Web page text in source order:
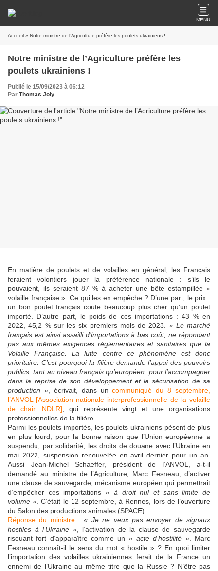
MENU
Accueil » Notre ministre de l’Agriculture préfère les poulets ukrainiens !
Notre ministre de l’Agriculture préfère les
poulets ukrainiens !
Publié le 15/09/2023 à 06:12
Par Thomas Joly
En matière de poulets et de volailles en général, les Français
feraient volontiers jouer la préférence nationale : s’ils le
pouvaient, ils seraient 87 % à acheter une bête estampillée «
volaille française ». Ce qui les en empêche ? D’une part, le prix :
un bon poulet français coûte beaucoup plus cher qu’un poulet
importé. D’autre part, le poids de ces importations : 43 % en
2022, 45,2 % sur les six premiers mois de 2023. « Le marché
français est ainsi assailli d’importations à bas coût, ne répondant
pas aux mêmes exigences réglementaires et sanitaires que la
Volaille Française. La lutte contre ce phénomène est donc
prioritaire. C’est pourquoi la filière demande l’appui des pouvoirs
publics, tant au niveau français qu’européen, pour l’accompagner
dans la reprise de son développement et la sécurisation de sa
production », écrivait, dans uncommuniqué du 8 septembre,
l’ANVOL [Association nationale interprofessionnelle de la volaille
de chair, NDLR] , qui représente vingt et une organisations
professionnelles de la filière.
Parmi les poulets importés, les poulets ukrainiens pèsent de plus
en plus lourd, pour la bonne raison que l’Union européenne a
suspendu, par solidarité, les droits de douane avec l’Ukraine en
mai 2022, suspension renouvelée en avril dernier pour un an.
Aussi Jean-Michel Schaeffer, président de l’ANVOL, a-t-il
demandé au ministre de l’Agriculture, Marc Fesneau, d’activer
une clause de sauvegarde, mécanisme européen qui permettrait
d’empêcher ces importations« à droit nul et sans limite de
volume » . C’était le 12 septembre, à Rennes, lors de l’ouverture
du Salon des productions animales (SPACE).
Réponse du ministre:« Je ne veux pas envoyer de signaux
hostiles à l’Ukraine », l’activation de la clause de sauvegarde
risquant fort d’apparaître comme un « acte d’hostilité ». Marc
Fesneau connaît-il le sens du mot « hostile » ? En quoi limiter
l’importation des volailles ukrainiennes ferait de la France un
ennemi de l’Ukraine au même titre que la Russie ? N’être pas